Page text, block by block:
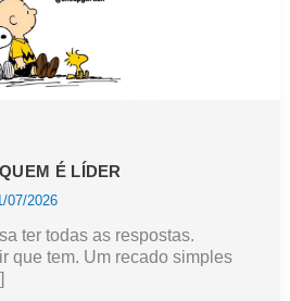
É LÍDER
07/2026
ter todas as respostas.
que tem. Um recado simples